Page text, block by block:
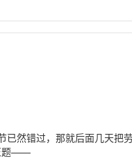
已然错过，那就后面几天把
题——